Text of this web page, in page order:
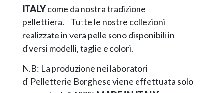
ITALYcome da nostra tradizione
pellettiera. Tutte le nostre collezioni
realizzate in vera pelle sono disponibili in
diversi modelli, taglie e colori.
N.B: La produzione nei laboratori
di Pelletterie Borghese viene effettuata solo